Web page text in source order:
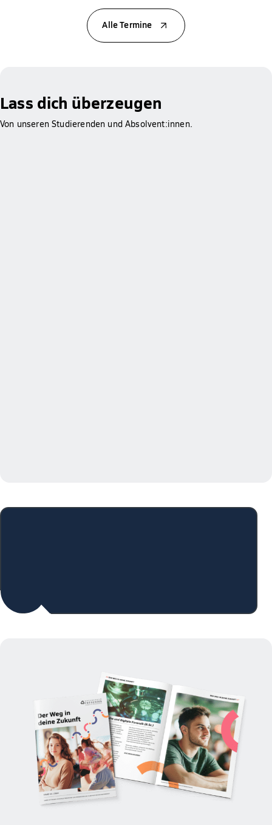
Alle Termine
Lass dich überzeugen
Von unseren Studierenden und Absolvent:innen.